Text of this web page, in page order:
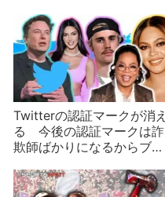
Twitterの認証マークが消え
る 今後の認証マークは詐
欺師ばかりになるからブロ